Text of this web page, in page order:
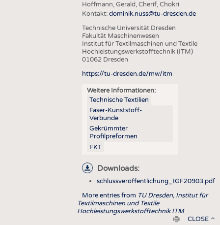
DTV AUSSCHREIBUNGSDIENST
FAKTEN
STATISTICS
TERMINE
BRANCHENTERMINE
Hoffmann, Gerald Cherif, Chokri
Kontakt:dominik.nuss@tu-dresden.de
Technische Universität Dresden
Fakultät Maschinenwesen
Institut für Textilmaschinen und Textile
Hochleistungswerkstofftechnik (ITM)
01062 Dresden
https://tu-dresden.de/mw/itm
Weitere Informationen:
Technische Textilien
Faser-Kunststoff-
Verbunde
Gekrümmter
Profilpreformen
FKT
Downloads:
schlussveröffentlichung_IGF20903.pdf
More entries from TU Dresden, Institut für
Textilmaschinen und Textile
Hochleistungswerkstofftechnik ITM
CLOSE
Drucken